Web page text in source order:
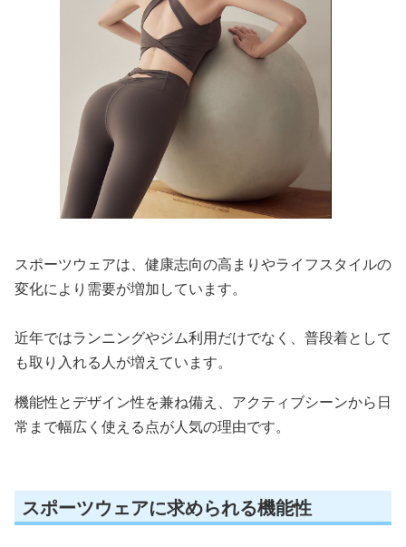
スポーツウェアは、健康志向の高まりやライフスタイルの
変化により需要が増加しています。
近年ではランニングやジム利用だけでなく、普段着として
も取り入れる人が増えています。
機能性とデザイン性を兼ね備え、アクティブシーンから日
常まで幅広く使える点が人気の理由です。
スポーツウェアに求められる機能性